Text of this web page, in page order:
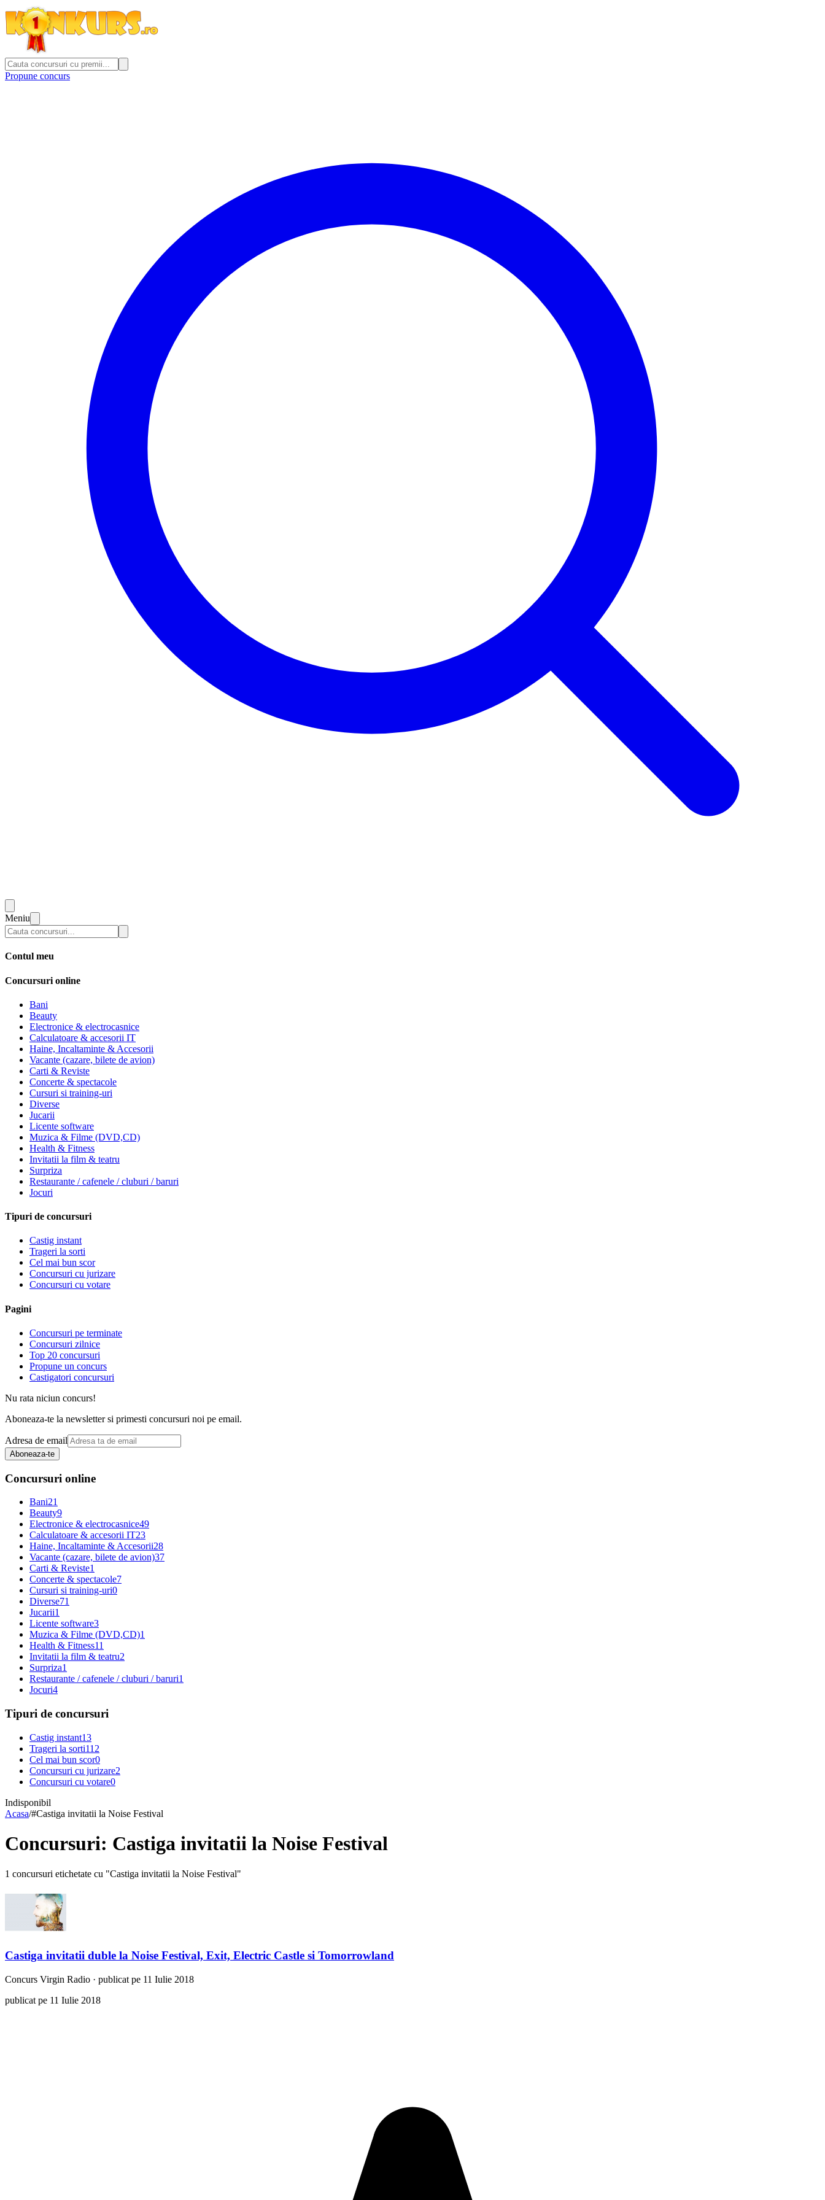
Propune concurs
Meniu
Contul meu
Concursuri online
Bani
Beauty
Electronice & electrocasnice
Calculatoare & accesorii IT
Haine, Incaltaminte & Accesorii
Vacante (cazare, bilete de avion)
Carti & Reviste
Concerte & spectacole
Cursuri si training-uri
Diverse
Jucarii
Licente software
Muzica & Filme (DVD,CD)
Health & Fitness
Invitatii la film & teatru
Surpriza
Restaurante / cafenele / cluburi / baruri
Jocuri
Tipuri de concursuri
Castig instant
Trageri la sorti
Cel mai bun scor
Concursuri cu jurizare
Concursuri cu votare
Pagini
Concursuri pe terminate
Concursuri zilnice
Top 20 concursuri
Propune un concurs
Castigatori concursuri
Nu rata niciun concurs!
Aboneaza-te la newsletter si primesti concursuri noi pe email.
Adresa de email
Aboneaza-te
Concursuri online
Bani21
Beauty9
Electronice & electrocasnice49
Calculatoare & accesorii IT23
Haine, Incaltaminte & Accesorii28
Vacante (cazare, bilete de avion)37
Carti & Reviste1
Concerte & spectacole7
Cursuri si training-uri0
Diverse71
Jucarii1
Licente software3
Muzica & Filme (DVD,CD)1
Health & Fitness11
Invitatii la film & teatru2
Surpriza1
Restaurante / cafenele / cluburi / baruri1
Jocuri4
Tipuri de concursuri
Castig instant13
Trageri la sorti112
Cel mai bun scor0
Concursuri cu jurizare2
Concursuri cu votare0
Indisponibil
Acasa/#Castiga invitatii la Noise Festival
Concursuri: Castiga invitatii la Noise Festival
1 concursuri etichetate cu "Castiga invitatii la Noise Festival"
Castiga invitatii duble la Noise Festival, Exit, Electric Castle si Tomorrowland
Concurs Virgin Radio · publicat pe 11 Iulie 2018
publicat pe 11 Iulie 2018